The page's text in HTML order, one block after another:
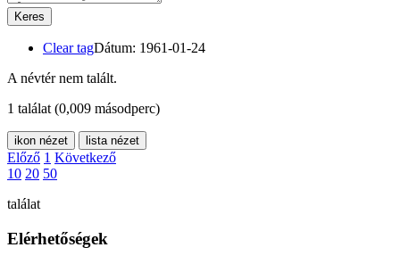
Keres
Clear tagDátum: 1961-01-24
A névtér nem talált.
1 találat (0,009 másodperc)
ikon nézet lista nézet
Előző 1 Következő
10 20 50
találat
Elérhetőségek